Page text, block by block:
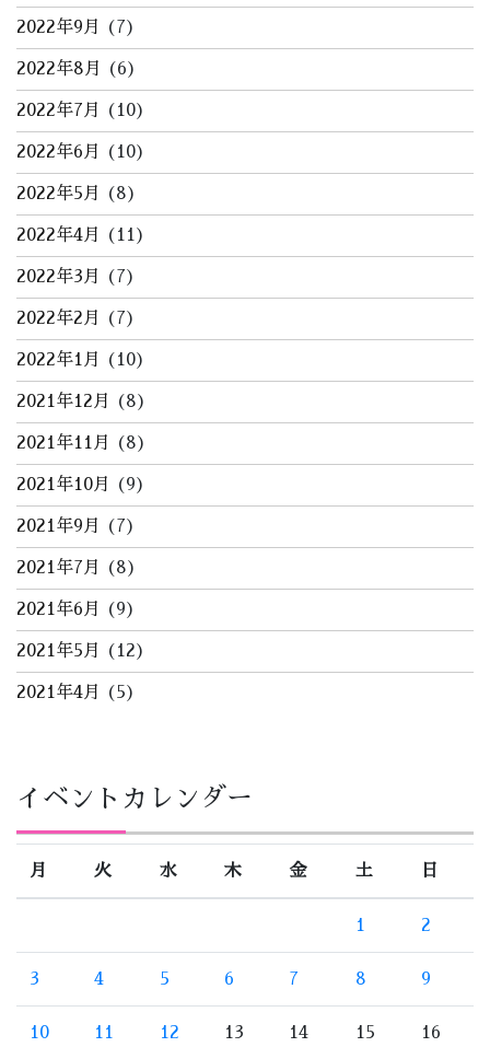
2022年9月 (7)
2022年8月 (6)
2022年7月 (10)
2022年6月 (10)
2022年5月 (8)
2022年4月 (11)
2022年3月 (7)
2022年2月 (7)
2022年1月 (10)
2021年12月 (8)
2021年11月 (8)
2021年10月 (9)
2021年9月 (7)
2021年7月 (8)
2021年6月 (9)
2021年5月 (12)
2021年4月 (5)
イベントカレンダー
月 火 水 木 金 土 日
1 2
3 4 5 6 7 8 9
10 11 12 13 14 15 16